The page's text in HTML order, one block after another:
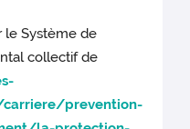
le Système de
collectif de
carriere/prevention-